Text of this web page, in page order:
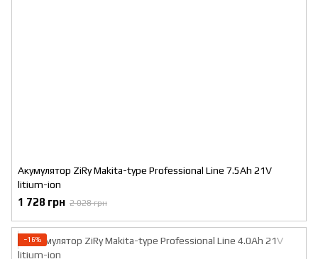
Акумулятор ZiRy Makita-type Professional Line 7.5Ah 21V
litium-ion
1 728 грн 2 028 грн
−16%